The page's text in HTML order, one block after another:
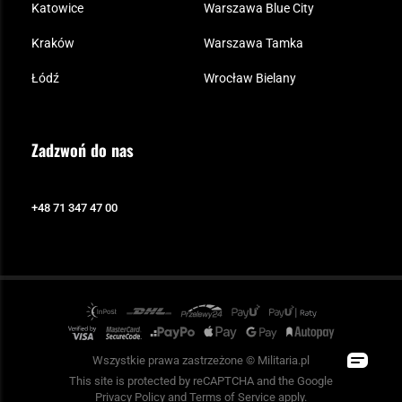
Katowice
Kraków
Łódź
Warszawa Blue City
Warszawa Tamka
Wrocław Bielany
Zadzwoń do nas
+48 71 347 47 00
Wszystkie prawa zastrzeżone © Militaria.pl
This site is protected by reCAPTCHA and the Google
Privacy Policy and Terms of Service apply.